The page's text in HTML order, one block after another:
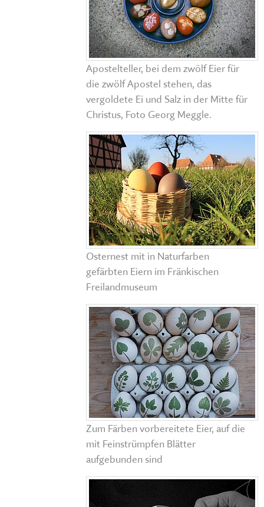
Apostelteller, bei dem zwölf Eier für
die zwölf Apostel stehen, das
vergoldete Ei und Salz in der Mitte für
Christus, Foto Georg Meggle.
Osternest mit in Naturfarben
gefärbten Eiern im Fränkischen
Freilandmuseum
Zum Färben vorbereitete Eier, auf die
mit Feinstrümpfen Blätter
aufgebunden sind